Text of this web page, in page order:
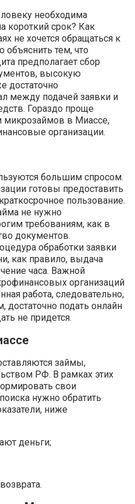
необходима
короткий срок? Как
не хочется обращаться к
тем, что
предполагает сбор
высокую
достаточно
между подачей заявки и
Гораздо проще
микрозаймов в Миассе,
организации.
большим спросом.
готовы предоставить
пользование.
не нужно
требованиям, как в
документов.
обработки заявки
как правило, выдача
часа. Важной
организаций
работа, следовательно,
достаточно подать онлайн
не придется.
займы,
РФ. В рамках этих
свои
нужно обратить
ниже
деньги;